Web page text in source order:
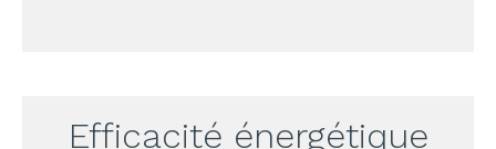
Efficacité énergétique